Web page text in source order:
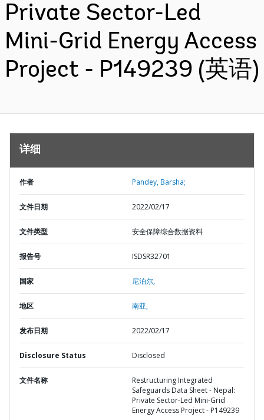
Private Sector-Led
Mini-Grid Energy Access
Project - P149239 (英语)
详细
作者 Pandey, Barsha;
文件日期 2022/02/17
文件类型 安全保障综合数据资料
报告号 ISDSR32701
国家 尼泊尔,
地区 南亚,
发布日期 2022/02/17
Disclosure Status Disclosed
文件名称
Restructuring Integrated
Safeguards Data Sheet - Nepal:
Private Sector-Led Mini-Grid
Energy Access Project - P149239